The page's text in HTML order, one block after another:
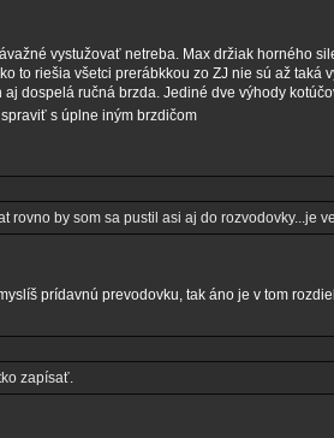
vystužovať netreba. Max držiak horného
to riešia všetci prerábkkou zo ZJ nie sú až taká
dospelá ručná brzda. Jediné dve výhody
s úplne iným brzdičom
rovno by som sa pustil asi aj do rozvodovky...je
prídavnú prevodovku, tak áno je v tom
zapísať.